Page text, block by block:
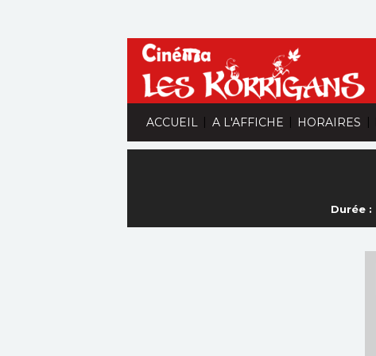
ACCUEIL | A L'AFFICHE | HORAIRES |
Durée :